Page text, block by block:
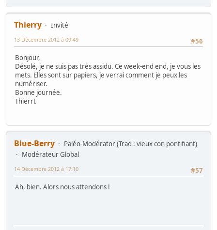
Thierry
Invité
#56
13 Décembre 2012 à 09:49
Bonjour,
Désolé, je ne suis pas trés assidu. Ce week-end end, je vous les
mets. Elles sont sur papiers, je verrai comment je peux les
numériser.
Bonne journée.
Thierrt
Blue-Berry
Paléo-Modérator (Trad : vieux con pontifiant)
Modérateur Global
#57
14 Décembre 2012 à 17:10
Ah, bien. Alors nous attendons !